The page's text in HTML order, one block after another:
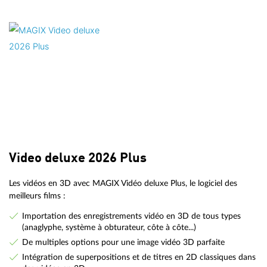
Video deluxe 2026 Plus
Les vidéos en 3D avec MAGIX Vidéo deluxe Plus, le logiciel des
meilleurs films :
Importation des enregistrements vidéo en 3D de tous types
(anaglyphe, système à obturateur, côte à côte...)
De multiples options pour une image vidéo 3D parfaite
Intégration de superpositions et de titres en 2D classiques dans